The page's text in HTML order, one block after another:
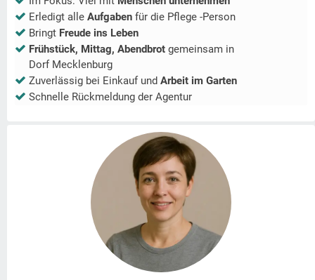
Erledigt alle Aufgaben für die Pflege -Person
Bringt Freude ins Leben
Frühstück, Mittag, Abendbrot gemeinsam in
Dorf Mecklenburg
Zuverlässig bei Einkauf und Arbeit im Garten
Schnelle Rückmeldung der Agentur